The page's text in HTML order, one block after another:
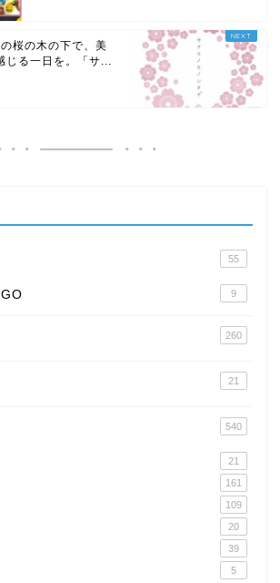
桜の木の下で、美
る一日を。「サ...
55
9
260
21
540
21
161
109
20
39
5